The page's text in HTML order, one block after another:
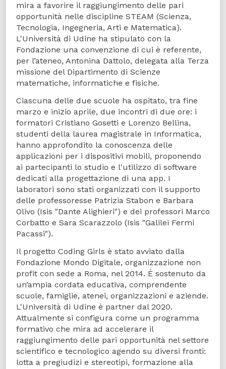
mira a favorire il raggiungimento delle pari
opportunità nelle discipline STEAM (Scienza,
Tecnologia, Ingegneria, Arti e Matematica).
L'Università di Udine ha stipulato con la
Fondazione una convenzione di cui è referente,
per l’ateneo, Antonina Dattolo, delegata alla Terza
missione del Dipartimento di Scienze
matematiche, informatiche e fisiche.
Ciascuna delle due scuole ha ospitato, tra fine
marzo e inizio aprile, due incontri di due ore: i
formatori Cristiano Gosetti e Lorenzo Bellina,
studenti della laurea magistrale in Informatica,
hanno approfondito la conoscenza delle
applicazioni per i dispositivi mobili, proponendo
ai partecipanti lo studio e l'utilizzo di software
dedicati alla progettazione di una app. I
laboratori sono stati organizzati con il supporto
delle professoresse Patrizia Stabon e Barbara
Olivo (Isis "Dante Alighieri") e dei professori Marco
Corbatto e Sara Scarazzolo (Isis "Galilei Fermi
Pacassi").
Il progetto Coding Girls è stato avviato dalla
Fondazione Mondo Digitale, organizzazione non
profit con sede a Roma, nel 2014. È sostenuto da
un’ampia cordata educativa, comprendente
scuole, famiglie, atenei, organizzazioni e aziende.
L'Università di Udine è partner dal 2020.
Attualmente si configura come un programma
formativo che mira ad accelerare il
raggiungimento delle pari opportunità nel settore
scientifico e tecnologico agendo su diversi fronti:
lotta a pregiudizi e stereotipi, formazione alla